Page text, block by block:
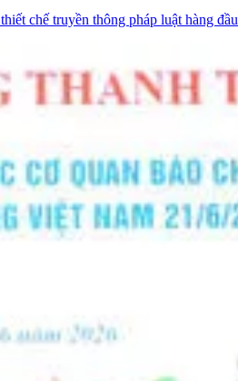
chế truyền thông pháp luật hàng đầu